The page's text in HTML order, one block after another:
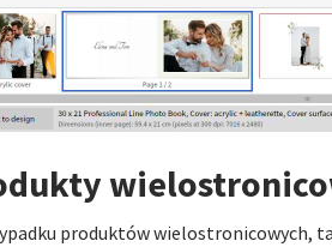
produktów wielostronicowych,